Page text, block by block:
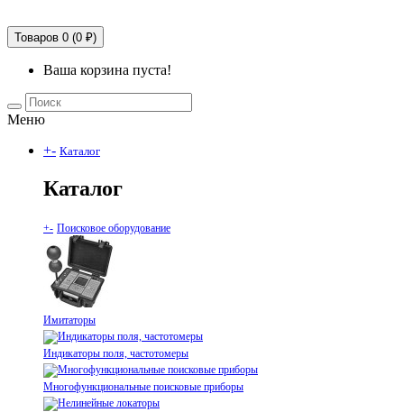
Товаров 0 (0 ₽)
Ваша корзина пуста!
Меню
+- Каталог
Каталог
+- Поисковое оборудование
Имитаторы
Индикаторы поля, частотомеры
Многофункциональные поисковые приборы